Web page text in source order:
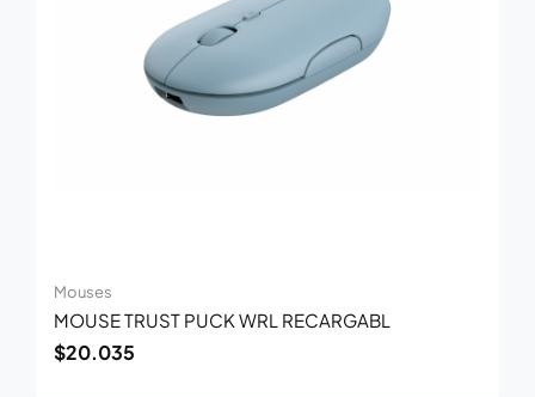
Mouses
MOUSE TRUST PUCK WRL RECARGABL
$20.035